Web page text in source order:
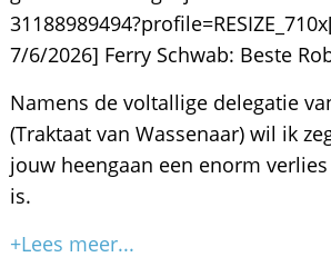
7/6/2026] Ferry Schwab: Beste
Namens de voltallige delegatie
(Traktaat van Wassenaar) wil ik
jouw heengaan een enorm
is.
+Lees meer...